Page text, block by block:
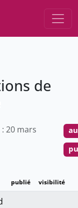
de
20 mars
publié visibilité